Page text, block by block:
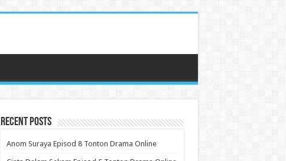
Recent Posts
Anom Suraya Episod 8 Tonton Drama Online